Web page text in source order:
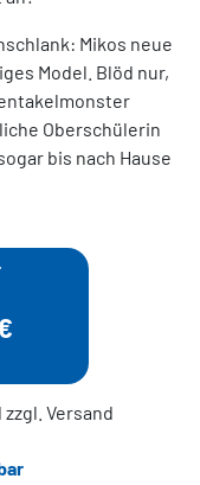
Mikos neue
Model. Blöd nur,
Oberschülerin
bis nach Hause
Versand